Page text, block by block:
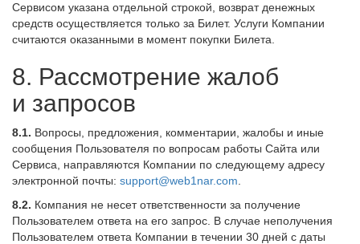
Сервисом указана отдельной строкой, возврат денежных
средств осуществляется только за Билет. Услуги Компании
считаются оказанными в момент покупки Билета.
8. Рассмотрение жалоб
и запросов
8.1. Вопросы, предложения, комментарии, жалобы и иные
сообщения Пользователя по вопросам работы Сайта или
Сервиса, направляются Компании по следующему адресу
электронной почты: support@web1nar.com
8.2. Компания не несет ответственности за получение
Пользователем ответа на его запрос. В случае неполучения
Пользователем ответа Компании в течении 30 дней с даты